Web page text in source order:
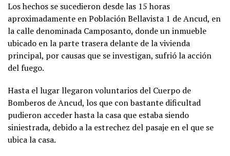
Los hechos se sucedieron desde las 15 horas
aproximadamente en Población Bellavista 1 de Ancud, en
la calle denominada Camposanto, donde un inmueble
ubicado en la parte trasera delante de la vivienda
principal, por causas que se investigan, sufrió la acción
del fuego.
Hasta el lugar llegaron voluntarios del Cuerpo de
Bomberos de Ancud, los que con bastante dificultad
pudieron acceder hasta la casa que estaba siendo
siniestrada, debido a la estrechez del pasaje en el que se
ubica la casa.